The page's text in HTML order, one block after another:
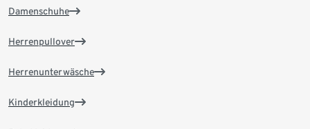
Damenschuhe
Herrenpullover
Herrenunterwäsche
Kinderkleidung